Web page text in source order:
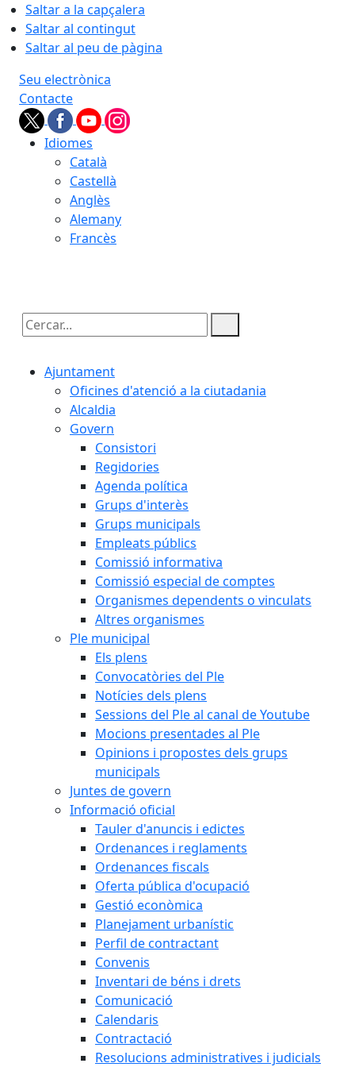
Saltar a la capçalera
Saltar al contingut
Saltar al peu de pàgina
Seu electrònica
Contacte
Idiomes
Català
Castellà
Anglès
Alemany
Francès
Cercar:
Ajuntament
Oficines d'atenció a la ciutadania
Alcaldia
Govern
Consistori
Regidories
Agenda política
Grups d'interès
Grups municipals
Empleats públics
Comissió informativa
Comissió especial de comptes
Organismes dependents o vinculats
Altres organismes
Ple municipal
Els plens
Convocatòries del Ple
Notícies dels plens
Sessions del Ple al canal de Youtube
Mocions presentades al Ple
Opinions i propostes dels grups
municipals
Juntes de govern
Informació oficial
Tauler d'anuncis i edictes
Ordenances i reglaments
Ordenances fiscals
Oferta pública d'ocupació
Gestió econòmica
Planejament urbanístic
Perfil de contractant
Convenis
Inventari de béns i drets
Comunicació
Calendaris
Contractació
Resolucions administratives i judicials